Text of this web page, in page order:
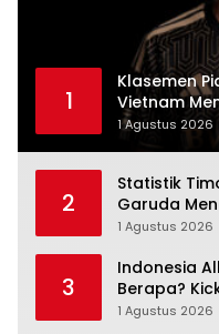
1
Klasemen
Vietnam
Posisi Tiga
1 Agustus 2026
2
Statistik
Garuda
Angka Lebih
1 Agustus 2026
3
Indonesia
Berapa?
Nonton
1 Agustus 2026